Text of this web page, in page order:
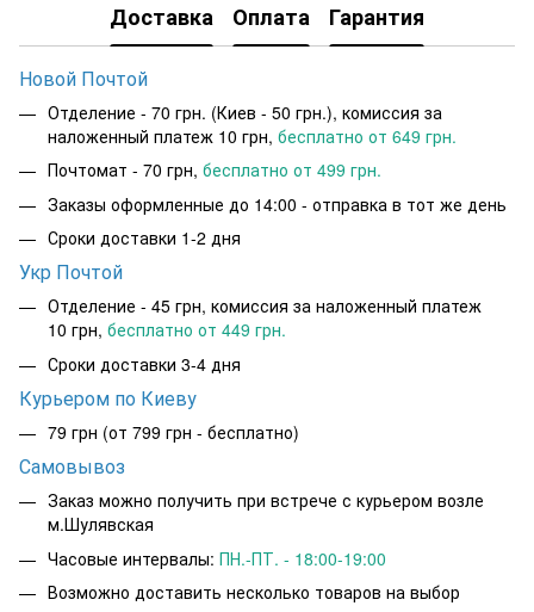
Доставка Оплата Гарантия
Новой Почтой
Отделение - 70 грн. (Киев - 50 грн.), комиссия за
наложенный платеж 10 грн, бесплатно от 649 грн.
Почтомат - 70 грн, бесплатно от 499 грн.
Заказы оформленные до 14:00 - отправка в тот же день
Сроки доставки 1-2 дня
Укр Почтой
Отделение - 45 грн, комиссия за наложенный платеж
10 грн, бесплатно от 449 грн.
Сроки доставки 3-4 дня
Курьером по Киеву
79 грн (от 799 грн - бесплатно)
Самовывоз
Заказ можно получить при встрече с курьером возле
м.Шулявская
Часовые интервалы: ПН.-ПТ. - 18:00-19:00
Возможно доставить несколько товаров на выбор